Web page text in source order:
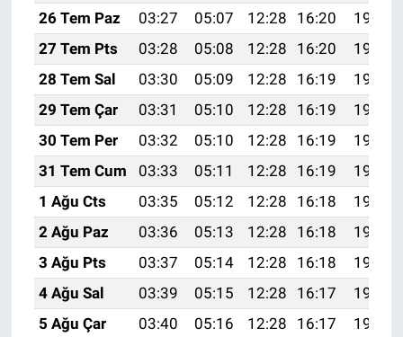
26 Tem Paz
03:27 05:07 12:28 16:20
19:40
27 Tem Pts
03:28 05:08 12:28 16:20
19:39
28 Tem Sal
03:30 05:09 12:28 16:19
19:38
29 Tem Çar
03:31 05:10 12:28 16:19
19:37
30 Tem Per
03:32 05:10 12:28 16:19
19:36
31 Tem Cum
03:33 05:11 12:28 16:19
19:36
1 Ağu Cts
03:35 05:12 12:28 16:18
19:35
2 Ağu Paz
03:36 05:13 12:28 16:18
19:34
3 Ağu Pts
03:37 05:14 12:28 16:18
19:33
4 Ağu Sal
03:39 05:15 12:28 16:17
19:32
5 Ağu Çar
03:40 05:16 12:28 16:17
19:30